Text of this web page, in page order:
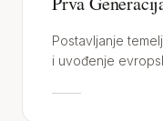
Postavljanje
i uvođenje